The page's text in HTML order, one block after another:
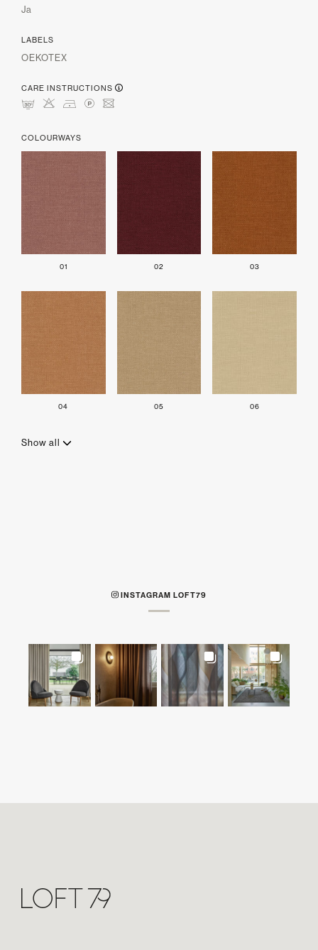
Ja
LABELS
OEKOTEX
CARE INSTRUCTIONS
mHDLU
COLOURWAYS
01 02 03
04 05 06
Show all
INSTAGRAM LOFT79